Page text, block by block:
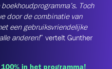
Toch
door de combinatie van
een gebruiksvriendelijke
anderen!” vertelt Gunther
in het programma!